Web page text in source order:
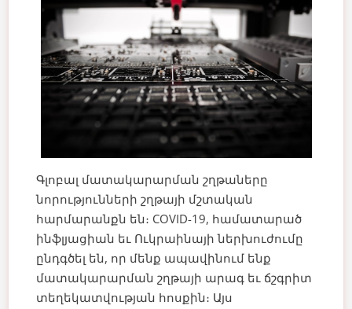
Գլոբալ մատակարարման շղթաները
նորությունների շղթայի մշտական
հարմարանքն են։ COVID-19, համատարած
ինֆլյացիան եւ Ուկրաինայի ներխուժումը
ընդգծել են, որ մենք ապավինում ենք
մատակարարման շղթայի արագ եւ ճշգրիտ
տեղեկատվության հոսքին։ Այս